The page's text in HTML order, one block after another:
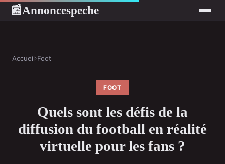
📰Annoncespeche
Accueil›Foot
FOOT
Quels sont les défis de la
diffusion du football en réalité
virtuelle pour les fans ?